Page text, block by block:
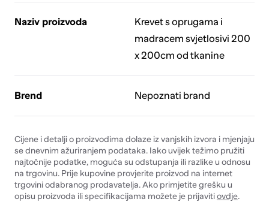
Naziv proizvoda
Krevet s oprugama i
madracem svjetlosivi 200
x 200cm od tkanine
Brend Nepoznati brand
Cijene i detalji o proizvodima dolaze iz vanjskih izvora i mjenjaju
se dnevnim ažuriranjem podataka. Iako uvijek težimo pružiti
najtočnije podatke, moguća su odstupanja ili razlike u odnosu
na trgovinu. Prije kupovine provjerite proizvod na internet
trgovini odabranog prodavatelja. Ako primjetite grešku u
opisu proizvoda ili specifikacijama možete je prijavitiovdje.